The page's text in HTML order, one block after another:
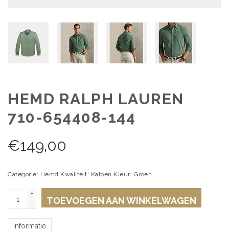
HEMD RALPH LAUREN
710-654408-144
€149,00
Categorie: Hemd Kwaliteit: Katoen Kleur: Groen
+
-
TOEVOEGEN AAN WINKELWAGEN
Informatie